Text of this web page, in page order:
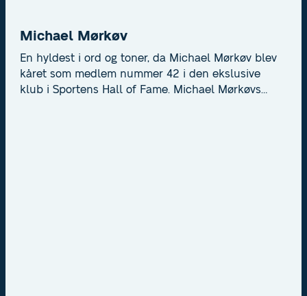
Michael Mørkøv
En hyldest i ord og toner, da Michael Mørkøv blev
kåret som medlem nummer 42 i den ekslusive
klub i Sportens Hall of Fame. Michael Mørkøvs